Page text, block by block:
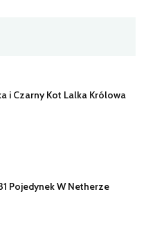
i Czarny Kot Lalka Królowa
Pojedynek W Netherze